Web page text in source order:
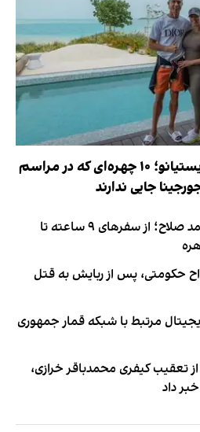
لیست ممنوعه کریستیانو؛ ۱۰ چهره‌ای که در مراسم
جایی ندارند
روایت فداکاری‌های محمد صلاح؛ از سفرهای ۹ ساعته تا
حکومتی، پس از ربایش به قتل
مرتبط با شبکه قمار جمهوری
تعقیب کیفری محمدباقر خرازی،
داد